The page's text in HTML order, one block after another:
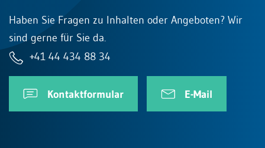
Haben Sie Fragen zu Inhalten oder Angeboten? Wir
sind gerne für Sie da.
+41 44 434 88 34
Kontaktformular E-Mail